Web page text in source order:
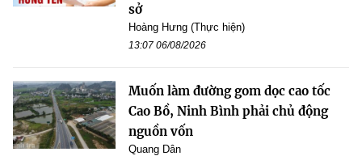
sở
Hoàng Hưng (Thực hiện)
13:07 06/08/2026
Muốn làm đường gom dọc cao tốc
Cao Bồ, Ninh Bình phải chủ động
nguồn vốn
Quang Dân